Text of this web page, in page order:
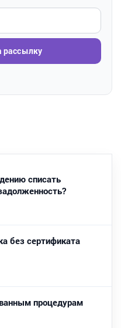
рассылку
списать
без сертификата
процедурам